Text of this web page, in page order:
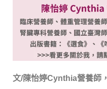
文/陳怡婷Cynthia營養師，